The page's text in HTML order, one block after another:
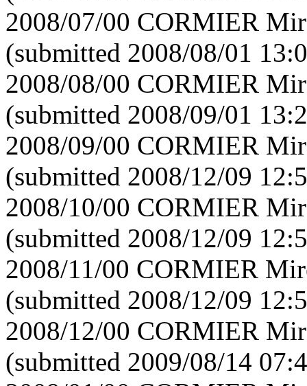
2008/07/00 CORMIER
(submitted 2008/08/01
2008/08/00 CORMIER
(submitted 2008/09/01
2008/09/00 CORMIER
(submitted 2008/12/09
2008/10/00 CORMIER
(submitted 2008/12/09
2008/11/00 CORMIER
(submitted 2008/12/09
2008/12/00 CORMIER
(submitted 2009/08/14